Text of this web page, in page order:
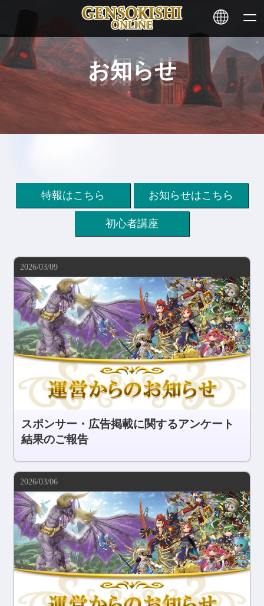
ニュース
ステーキング
お問い合わせ
コミュニティ
AGREEMENT&LICENCE
お知らせ
特報はこちら お知らせはこちら
初心者講座
2026/03/09
スポンサー・広告掲載に関するアンケート
結果のご報告
2026/03/06